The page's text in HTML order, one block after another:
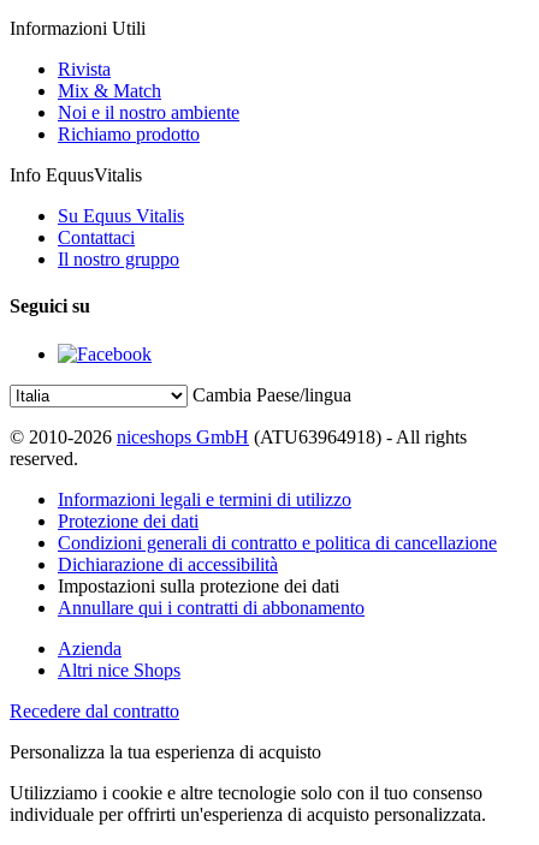
Informazioni Utili
Rivista
Mix & Match
Noi e il nostro ambiente
Richiamo prodotto
Info EquusVitalis
Su Equus Vitalis
Contattaci
Il nostro gruppo
Seguici su
Cambia Paese/lingua
© 2010-2026 niceshops GmbH (ATU63964918) - All rights
reserved.
Informazioni legali e termini di utilizzo
Protezione dei dati
Condizioni generali di contratto e politica di cancellazione
Dichiarazione di accessibilità
Impostazioni sulla protezione dei dati
Annullare qui i contratti di abbonamento
Azienda
Altri nice Shops
Recedere dal contratto
Personalizza la tua esperienza di acquisto
Utilizziamo i cookie e altre tecnologie solo con il tuo consenso
individuale per offrirti un'esperienza di acquisto personalizzata.